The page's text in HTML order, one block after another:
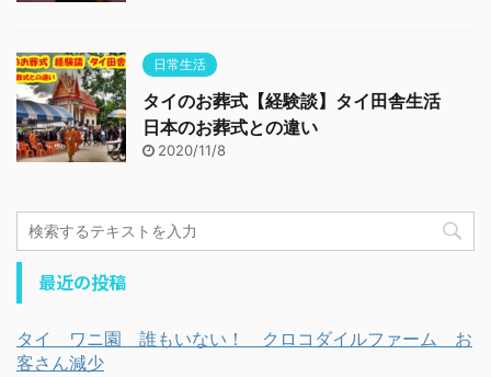
日常生活
タイのお葬式【経験談】タイ田舎生活
日本のお葬式との違い
2020/11/8
最近の投稿
タイ ワニ園 誰もいない！ クロコダイルファーム お
客さん減少